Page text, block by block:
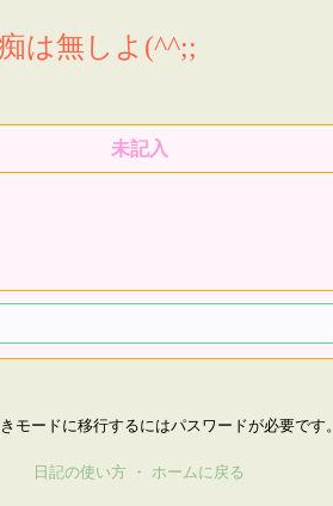
は無しよ(^^;;
未記入
モードに移行するにはパスワードが必要です。
日記の使い方 ・ ホームに戻る